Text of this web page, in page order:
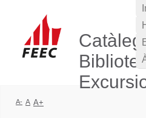
Catàleg
A- A A+